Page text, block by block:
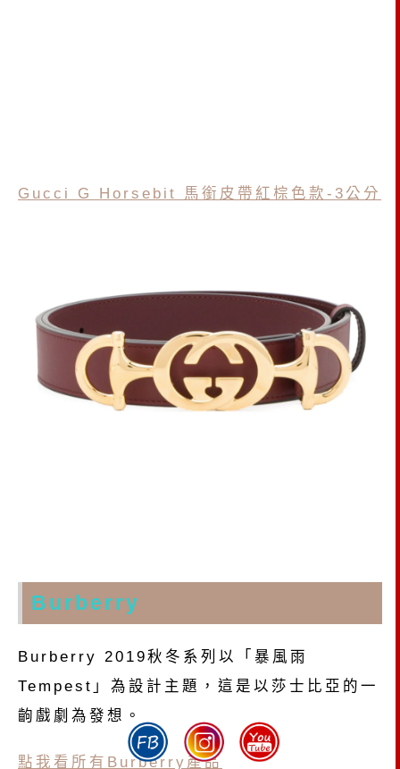
Gucci G Horsebit 馬銜皮帶紅棕色款-3公分
Burberry
Burberry 2019秋冬系列以「暴風雨
Tempest」為設計主題，這是以莎士比亞的一
齣戲劇為發想。
點我看所有Burberry產品